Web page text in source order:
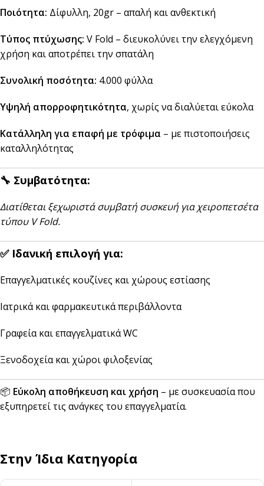
Ποιότητα: Δίφυλλη, 20gr – απαλή και ανθεκτική
Τύπος πτύχωσης: V Fold – διευκολύνει την ελεγχόμενη
χρήση και αποτρέπει την σπατάλη
Συνολική ποσότητα: 4.000 φύλλα
Υψηλή απορροφητικότητα, χωρίς να διαλύεται εύκολα
Κατάλληλη για επαφή με τρόφιμα – με πιστοποιήσεις
καταλληλότητας
🔧 Συμβατότητα:
Διατίθεται ξεχωριστά συμβατή συσκευή για χειροπετσέτα
τύπου V Fold.
✅ Ιδανική επιλογή για:
Επαγγελματικές κουζίνες και χώρους εστίασης
Ιατρικά και φαρμακευτικά περιβάλλοντα
Γραφεία και επαγγελματικά WC
Ξενοδοχεία και χώροι φιλοξενίας
📦 Εύκολη αποθήκευση και χρήση – με συσκευασία που
εξυπηρετεί τις ανάγκες του επαγγελματία.
Στην Ίδια Κατηγορία